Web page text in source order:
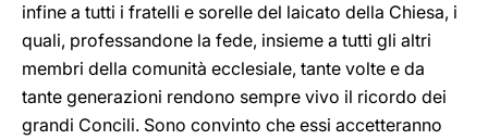
infine a tutti i fratelli e sorelle del laicato della Chiesa, i
quali, professandone la fede, insieme a tutti gli altri
membri della comunità ecclesiale, tante volte e da
tante generazioni rendono sempre vivo il ricordo dei
grandi Concili. Sono convinto che essi accetteranno